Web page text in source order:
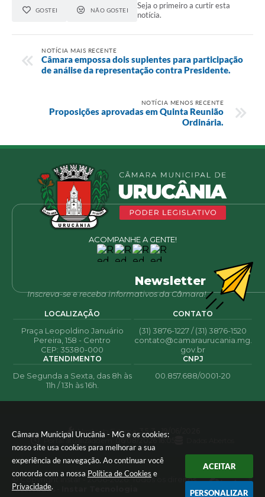
Câmara Municipal Urucânia - MG e os cookies:
nosso site usa cookies para melhorar a sua
experiência de navegação. Ao continuar você
concorda com a nossa Política de Cookies e
Privacidade.
ACEITAR
PERSONALIZAR
GOSTEI NÃO GOSTEI
Seja o primeiro a curtir esta
notícia.
NOTÍCIA MAIS RECENTE
Câmara empossa dois suplentes para participação
de análise da representação contra Presidente.
NOTÍCIA MENOS RECENTE
Proposições aprovadas em Quinta Reunião
Ordinária.
ACOMPANHE A GENTE!
Newsletter
Inscreva-se e receba informativos da Câmara!
LOCALIZAÇÃO
Praça Leopoldino Januário
Pereira, 158 - Centro
CEP: 35380-000
CONTATO
(31) 3876-1227 / (31) 3876-1520
contato@camaraurucania.mg.
gov.br
ATENDIMENTO
De Segunda a Sexta, das 8h às
11h / 13h às 16h.
CNPJ
00.857.688/0001-20
Versão do Sistema:3.5.3 - 19/06/2026
Portal atualizado em:
© Copyright Instar - 2006-2026. Todos os direitos
reservados -